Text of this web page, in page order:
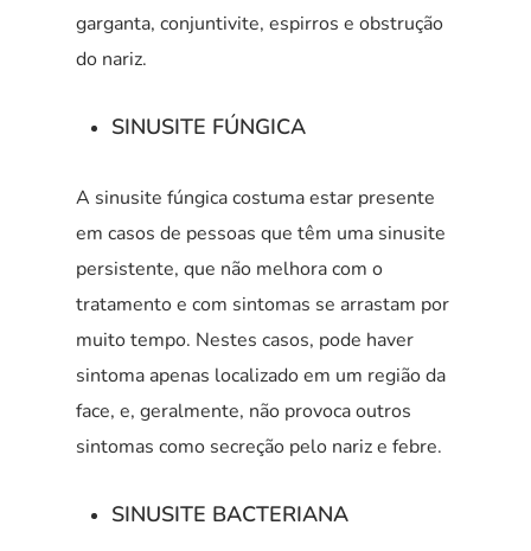
garganta, conjuntivite, espirros e obstrução
do nariz.
SINUSITE FÚNGICA
A sinusite fúngica costuma estar presente
em casos de pessoas que têm uma sinusite
persistente, que não melhora com o
tratamento e com sintomas se arrastam por
muito tempo. Nestes casos, pode haver
sintoma apenas localizado em um região da
face, e, geralmente, não provoca outros
sintomas como secreção pelo nariz e febre.
SINUSITE BACTERIANA